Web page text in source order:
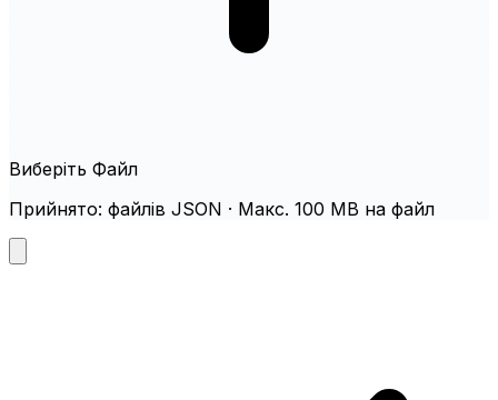
Виберіть Файл
Прийнято: файлів JSON · Макс. 100 MB на файл